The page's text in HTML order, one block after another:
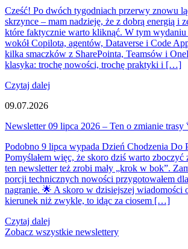
Cześć! Po dwóch tygodniach przerwy znowu
skrzynce – mam nadzieję, że z dobrą energią i
które faktycznie warto kliknąć. W tym wydaniu
wokół Copilota, agentów, Dataverse i Code
kilka smaczków z SharePointa, Teamsów i
klasyka: trochę nowości, trochę praktyki i […]
Czytaj dalej
09.07.2026
Newsletter 09 lipca 2026 – Ten o zmianie trasy
Podobno 9 lipca wypada Dzień Chodzenia Do
Pomyślałem więc, że skoro dziś warto zboczyć
ten newsletter też zrobi mały „krok w bok”.
porcji technicznych nowości przygotowałem
nagranie. 🌟 A skoro w dzisiejszej wiadomości
kierunek niż zwykle, to idąc za ciosem […]
Czytaj dalej
Zobacz wszystkie newslettery